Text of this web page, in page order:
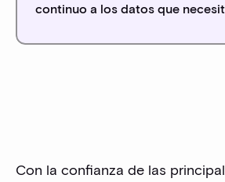
continuo a los datos que
Con la confianza de las